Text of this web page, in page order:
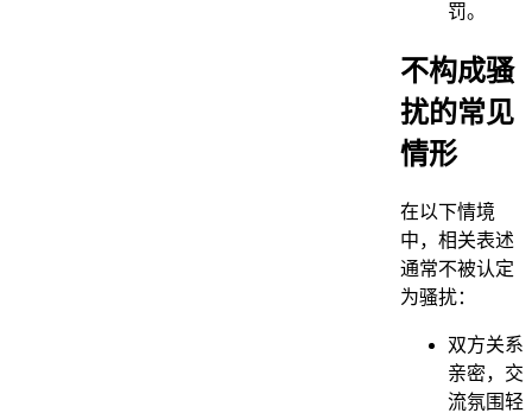
罚。
不构成骚
扰的常见
情形
在以下情境
中，相关表述
通常不被认定
为骚扰：
双方关系
亲密，交
流氛围轻